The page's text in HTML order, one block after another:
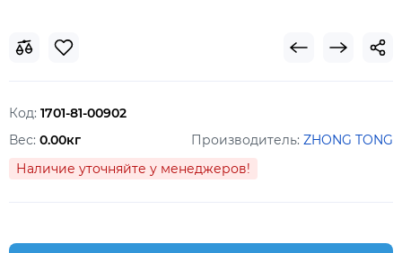
Код: 1701-81-00902
Производитель: ZHONG TONG
Наличие уточняйте у менеджеров!
Вес: 0.00кг